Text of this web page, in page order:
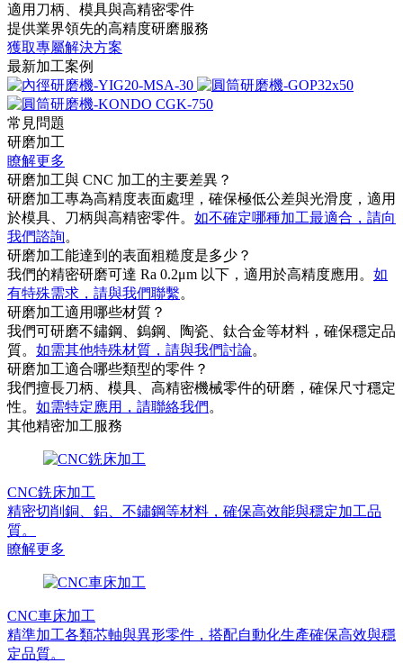
適用刀柄、模具與高精密零件
提供業界領先的高精度研磨服務
獲取專屬解決方案
最新加工案例
常見問題
研磨加工
瞭解更多
研磨加工與 CNC 加工的主要差異？
研磨加工專為高精度表面處理，確保極低公差與光滑度，適用
於模具、刀柄與高精密零件。 如不確定哪種加工最適合，請向
我們諮詢。
研磨加工能達到的表面粗糙度是多少？
我們的精密研磨可達 Ra 0.2μm 以下，適用於高精度應用。 如
有特殊需求，請與我們聯繫。
研磨加工適用哪些材質？
我們可研磨不鏽鋼、鎢鋼、陶瓷、鈦合金等材料，確保穩定品
質。 如需其他特殊材質，請與我們討論。
研磨加工適合哪些類型的零件？
我們擅長刀柄、模具、高精密機械零件的研磨，確保尺寸穩定
性。 如需特定應用，請聯絡我們 。
其他精密加工服務
CNC銑床加工
精密切削銅、鋁、不鏽鋼等材料，確保高效能與穩定加工品
質。
瞭解更多
CNC車床加工
精準加工各類芯軸與異形零件，搭配自動化生產確保高效與穩
定品質。